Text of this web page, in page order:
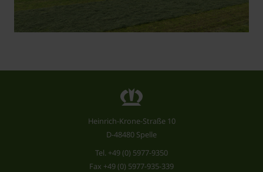
Heinrich-Krone-Straße 10
D-48480 Spelle
Tel. +49 (0) 5977-9350
Fax +49 (0) 5977-935-339